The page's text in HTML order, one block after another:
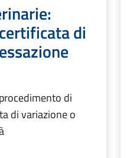
di
di
di variazione o